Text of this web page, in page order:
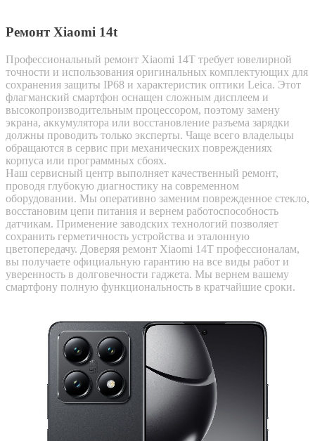
Ремонт Xiaomi 14t
Профессиональный ремонт Xiaomi 14T требует ювелирной
точности и использования оригинальных комплектующих для
сохранения защиты IP68 и характеристик оптики Leica. Этот
флагманский смартфон оснащен сложным дисплеем и
высокопроизводительным процессором, поэтому замену
экрана, аккумулятора или восстановление разъема зарядки
должны проводить только эксперты. Чаще всего владельцы
обращаются в сервис при механических повреждениях
корпуса или программных сбоях.
Наш сервисный центр выполняет качественный ремонт,
проводя глубокую диагностику на современном
оборудовании. Мы оперативно заменим поврежденное стекло,
восстановим цепи питания и вернем работоспособность
датчикам. Применение заводских технологий позволяет
сохранить герметичность устройства и эталонную
цветопередачу. Доверяя ремонт Xiaomi 14T профессионалам,
вы получаете официальную гарантию на все виды работ и
уверенность в долговечности гаджета. Мы вернем вашему
смартфону полную функциональность в кратчайшие сроки.